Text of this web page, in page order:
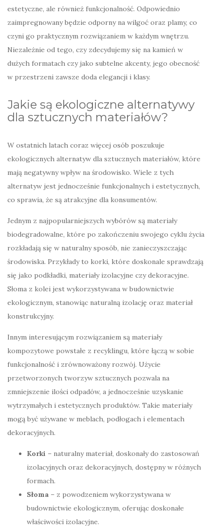
estetyczne, ale również funkcjonalność. Odpowiednio
zaimpregnowany będzie odporny na wilgoć oraz plamy, co
czyni go praktycznym rozwiązaniem w każdym wnętrzu.
Niezależnie od tego, czy zdecydujemy się na kamień w
dużych formatach czy jako subtelne akcenty, jego obecność
w przestrzeni zawsze doda elegancji i klasy.
Jakie są ekologiczne alternatywy
dla sztucznych materiałów?
W ostatnich latach coraz więcej osób poszukuje
ekologicznych alternatyw dla sztucznych materiałów, które
mają negatywny wpływ na środowisko. Wiele z tych
alternatyw jest jednocześnie funkcjonalnych i estetycznych,
co sprawia, że są atrakcyjne dla konsumentów.
Jednym z najpopularniejszych wybórów są materiały
biodegradowalne, które po zakończeniu swojego cyklu życia
rozkładają się w naturalny sposób, nie zanieczyszczając
środowiska. Przykłady to korki, które doskonale sprawdzają
się jako podkładki, materiały izolacyjne czy dekoracyjne.
Słoma z kolei jest wykorzystywana w budownictwie
ekologicznym, stanowiąc naturalną izolację oraz materiał
konstrukcyjny.
Innym interesującym rozwiązaniem są materiały
kompozytowe powstałe z recyklingu, które łączą w sobie
funkcjonalność i zrównoważony rozwój. Użycie
przetworzonych tworzyw sztucznych pozwala na
zmniejszenie ilości odpadów, a jednocześnie uzyskanie
wytrzymałych i estetycznych produktów. Takie materiały
mogą być używane w meblach, podłogach i elementach
dekoracyjnych.
Korki – naturalny materiał, doskonały do zastosowań
izolacyjnych oraz dekoracyjnych, dostępny w różnych
formach.
Słoma – z powodzeniem wykorzystywana w
budownictwie ekologicznym, oferując doskonałe
właściwości izolacyjne.